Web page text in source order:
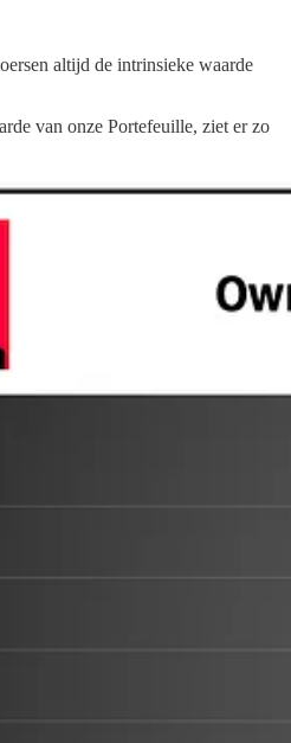
altijd de intrinsieke waarde
van onze Portefeuille, ziet er zo